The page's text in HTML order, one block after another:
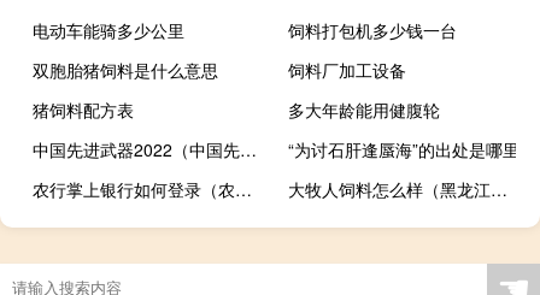
电动车能骑多少公里
饲料打包机多少钱一台
双胞胎猪饲料是什么意思
饲料厂加工设备
猪饲料配方表
多大年龄能用健腹轮
中国先进武器2022（中国先进武器）
“为讨石肝逢蜃海”的出处是哪里
农行掌上银行如何登录（农行掌上银行登录步骤是什么）
大牧人饲料怎么样（黑龙江大牧人牧业是骗子公司）